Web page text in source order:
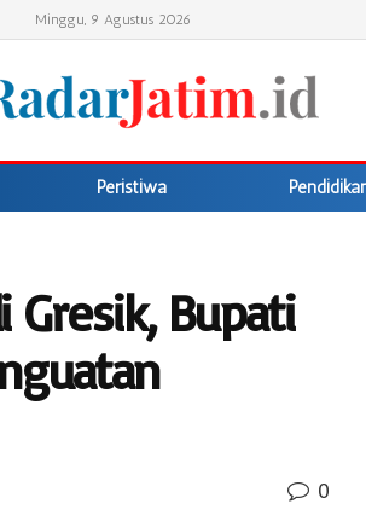
Minggu, 9 Agustus 2026
Peristiwa
Gresik, Bupati
0